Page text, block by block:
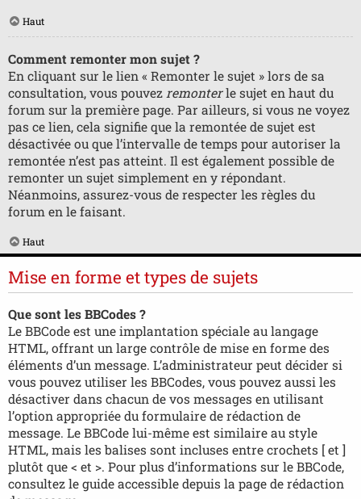
Haut
Comment remonter mon sujet ?
En cliquant sur le lien « Remonter le sujet » lors de sa
consultation, vous pouvez remonterle sujet en haut du
forum sur la première page. Par ailleurs, si vous ne voyez
pas ce lien, cela signifie que la remontée de sujet est
désactivée ou que l’intervalle de temps pour autoriser la
remontée n’est pas atteint. Il est également possible de
remonter un sujet simplement en y répondant.
Néanmoins, assurez-vous de respecter les règles du
forum en le faisant.
Haut
Mise en forme et types de sujets
Que sont les BBCodes ?
Le BBCode est une implantation spéciale au langage
HTML, offrant un large contrôle de mise en forme des
éléments d’un message. L’administrateur peut décider si
vous pouvez utiliser les BBCodes, vous pouvez aussi les
désactiver dans chacun de vos messages en utilisant
l’option appropriée du formulaire de rédaction de
message. Le BBCode lui-même est similaire au style
HTML, mais les balises sont incluses entre crochets [ et ]
plutôt que < et >. Pour plus d’informations sur le BBCode,
consultez le guide accessible depuis la page de rédaction